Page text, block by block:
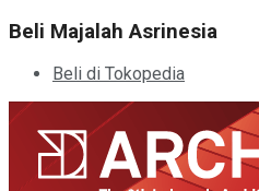
Beli Majalah Asrinesia
Beli di Tokopedia